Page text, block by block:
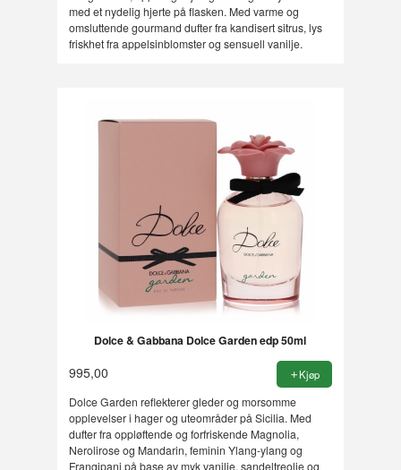
med et nydelig hjerte på flasken. Med varme og
omsluttende gourmand dufter fra kandisert sitrus, lys
friskhet fra appelsinblomster og sensuell vanilje.
Dolce & Gabbana Dolce Garden edp 50ml
995,00 Kjøp
Dolce Garden reflekterer gleder og morsomme
opplevelser i hager og uteområder på Sicilia. Med
dufter fra oppløftende og forfriskende Magnolia,
Nerolirose og Mandarin, feminin Ylang-ylang og
Frangipani på base av myk vanilje, sandeltreolje og